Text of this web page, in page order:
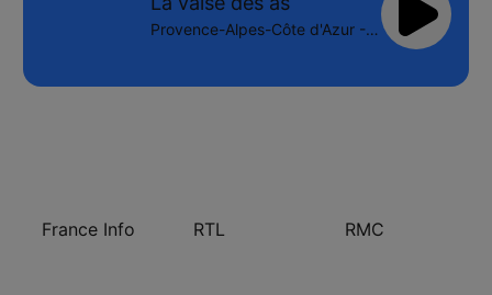
Provence-Alpes-Côte d'Azur - Online
France Info RTL RMC